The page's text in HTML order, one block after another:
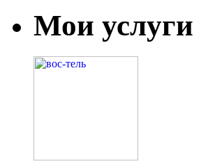
Мои услуги